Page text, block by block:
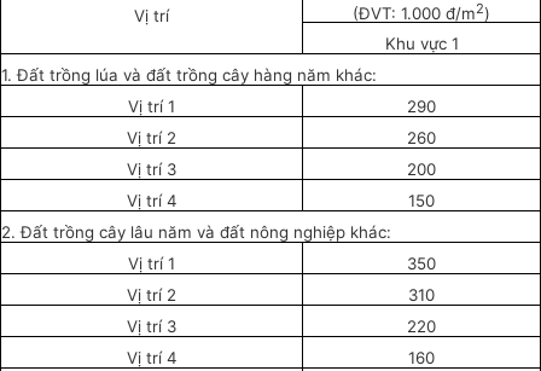
Vị trí
(ĐVT: 1.000 đ/m2)
Khu vực 1
1. Đất trồng lúa và đất trồng cây hàng năm khác:
Vị trí 1
290
Vị trí 2
260
Vị trí 3
200
Vị trí 4
150
2. Đất trồng cây lâu năm và đất nông nghiệp khác:
Vị trí 1
350
Vị trí 2
310
Vị trí 3
220
Vị trí 4
160